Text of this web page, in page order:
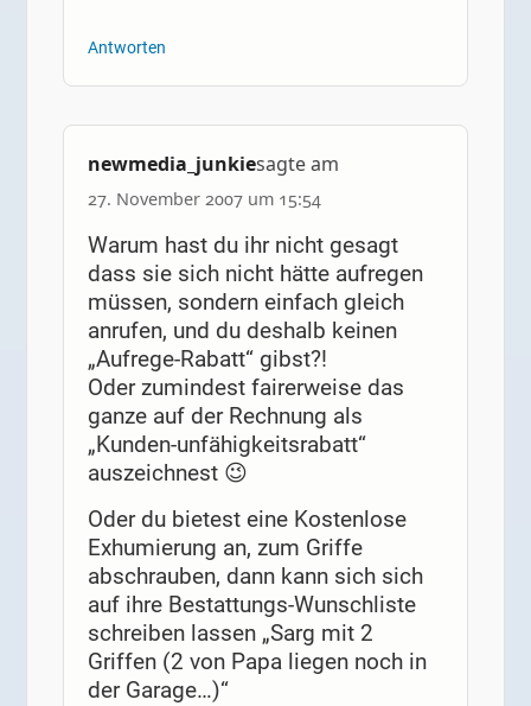
Antworten
newmedia_junkiesagte am
27. November 2007 um 15:54
Warum hast du ihr nicht gesagt
dass sie sich nicht hätte aufregen
müssen, sondern einfach gleich
anrufen, und du deshalb keinen
„Aufrege-Rabatt“ gibst?!
Oder zumindest fairerweise das
ganze auf der Rechnung als
„Kunden-unfähigkeitsrabatt“
auszeichnest 😉
Oder du bietest eine Kostenlose
Exhumierung an, zum Griffe
abschrauben, dann kann sich sich
auf ihre Bestattungs-Wunschliste
schreiben lassen „Sarg mit 2
Griffen (2 von Papa liegen noch in
der Garage…)“